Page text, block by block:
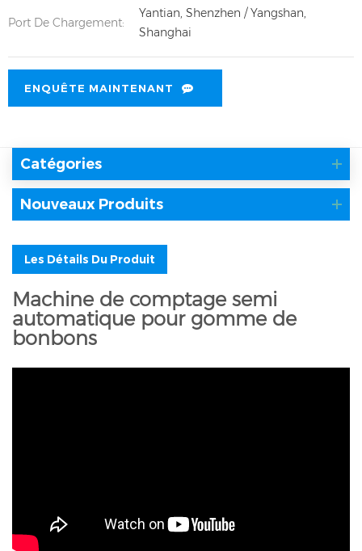
Port De Chargement:
Yantian, Shenzhen / Yangshan,
Shanghai
ENQUÊTE MAINTENANT
Catégories
Nouveaux Produits
Les Détails Du Produit
Machine de comptage semi
automatique pour gomme de
bonbons